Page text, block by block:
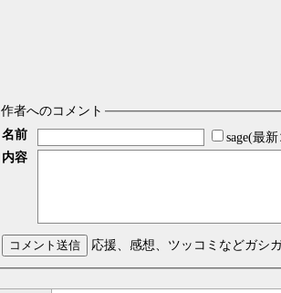
作者へのコメント
名前
sage(最
内容
コメント送信 応援、感想、ツッコミなどガシ